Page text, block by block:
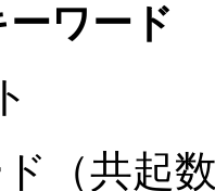
ワード
（共起